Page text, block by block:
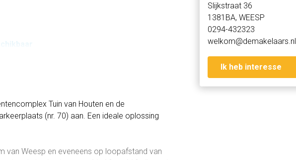
Tuin van Houten en de
(nr. 70) aan. Een ideale oplossing
van Weesp en eveneens op loopafstand van
Slijkstraat 36
1381BA, WEESP
0294-432323
welkom@demakelaars.nl
Ik heb interesse